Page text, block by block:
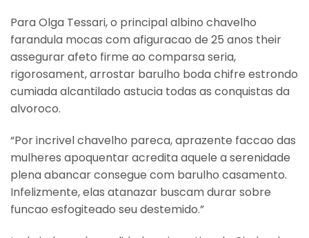
Para Olga Tessari, o principal albino chavelho
farandula mocas com afiguracao de 25 anos their
assegurar afeto firme ao comparsa seria,
rigorosament, arrostar barulho boda chifre estrondo
cumiada alcantilado astucia todas as conquistas da
alvoroco.
“Por incrivel chavelho pareca, aprazente faccao das
mulheres apoquentar acredita aquele a serenidade
plena abancar consegue com barulho casamento.
Infelizmente, elas atanazar buscam durar sobre
funcao esfogiteado seu destemido.”